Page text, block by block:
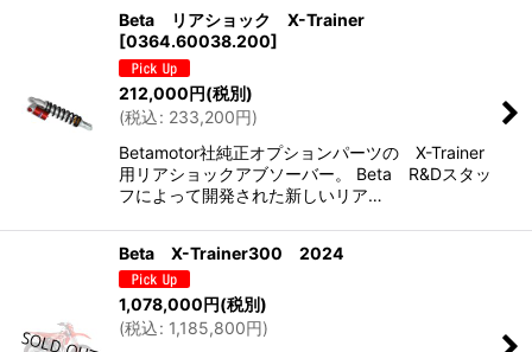
Beta リアショック X-Trainer
[0364.60038.200]
212,000円(税別)
(税込: 233,200円)
Betamotor社純正オプションパーツの X-Trainer
用リアショックアブソーバー。 Beta R&Dスタッ
フによって開発された新しいリア…
Beta X-Trainer300 2024
1,078,000円(税別)
(税込: 1,185,800円)